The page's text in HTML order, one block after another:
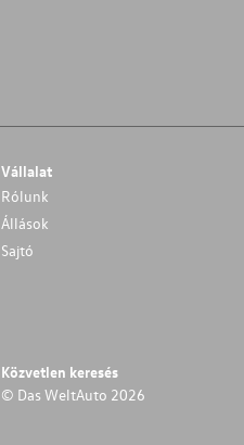
Vállalat
Rólunk
Állások
Sajtó
Közvetlen keresés
© Das WeltAuto 2026